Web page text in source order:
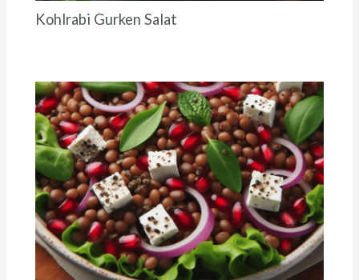
Kohlrabi Gurken Salat